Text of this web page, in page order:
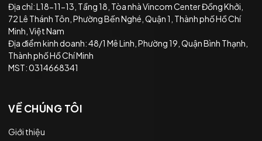
Địa chỉ: L18-11-13, Tầng 18, Tòa nhà Vincom Center Đồng Khởi,
72 Lê Thánh Tôn, Phường Bến Nghé, Quận 1, Thành phố Hồ Chí
Minh, Việt Nam
Địa điểm kinh doanh: 48/1 Mê Linh, Phường 19, Quận Bình Thạnh,
Thành phố Hồ Chí Minh
MST: 0314668341
VỀ CHÚNG TÔI
Giới thiệu